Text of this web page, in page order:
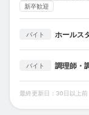
新卒歓迎
バイト ホールス
バイト 調理師・
最終更新日：30日以上前